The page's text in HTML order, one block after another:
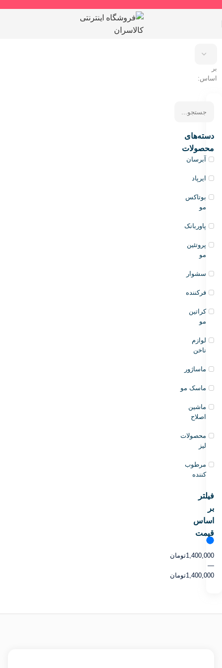
دسته‌های
محصولات
آبرسان
ایرپاد
بوتاکس
مو
پاوربانک
پروتئین
مو
سشوار
فرکننده
کراتین
مو
لوازم
ناخن
ماساژور
ماسک مو
ماشین
اصلاح
محصولات
لیز
مرطوب
کننده
فیلتر
بر
اساس
قیمت
1,400,000تومان
—
1,400,000تومان
بر
اساس: